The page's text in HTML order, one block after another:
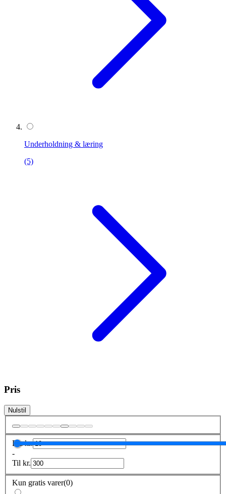
Underholdning & læring
(5)
Pris
Nulstil
Frakr.
-
Til kr.
Kun gratis varer(0)